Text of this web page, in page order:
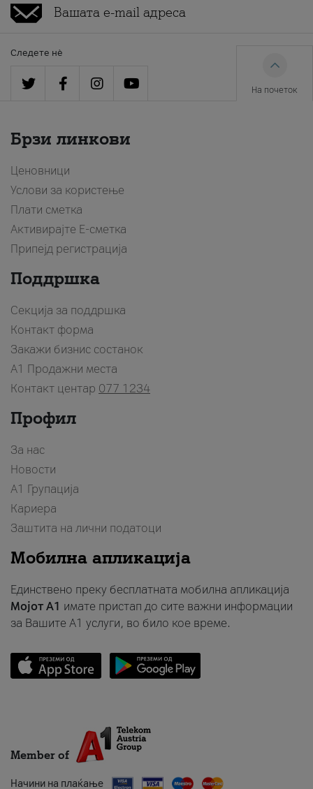
Следете нè
На почеток
Брзи линкови
Ценовници
Услови за користење
Плати сметка
Активирајте Е-сметка
Припејд регистрација
Поддршка
Секција за поддршка
Контакт форма
Закажи бизнис состанок
A1 Продажни места
Контакт центар 077 1234
Профил
За нас
Новости
А1 Групација
Кариера
Заштита на лични податоци
Мобилна апликација
Единствено преку бесплатната мобилна апликација
Мојот A1 имате пристап до сите важни информации
за Вашите A1 услуги, во било кое време.
Member of
Начини на плаќање